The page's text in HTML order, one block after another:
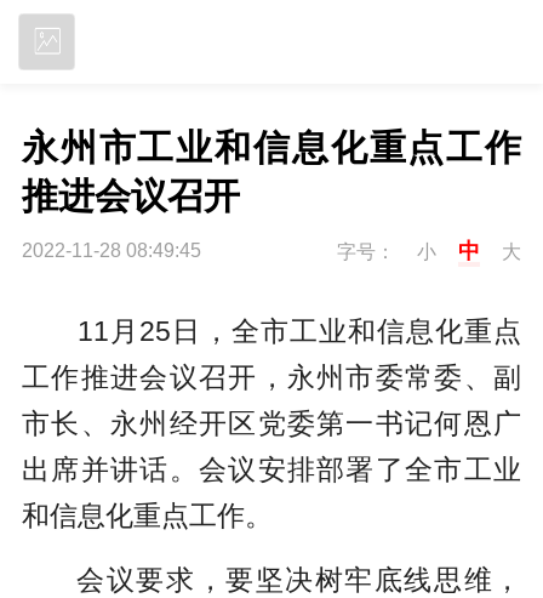
永州市工业和信息化重点工作
推进会议召开
2022-11-28 08:49:45 字号： 小 中 大
11月25日，全市工业和信息化重点
工作推进会议召开，永州市委常委、副
市长、永州经开区党委第一书记何恩广
出席并讲话。会议安排部署了全市工业
和信息化重点工作。
会议要求，要坚决树牢底线思维，